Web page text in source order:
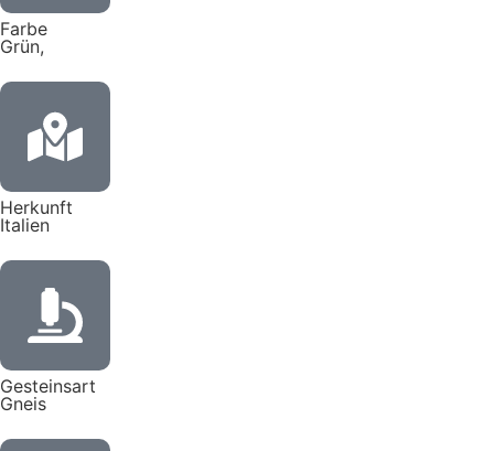
Farbe
Grün,
Herkunft
Italien
Gesteinsart
Gneis